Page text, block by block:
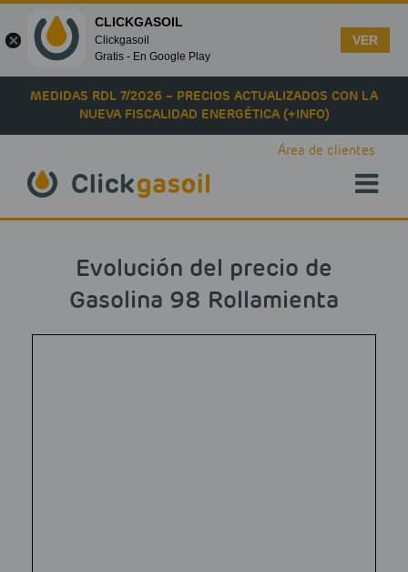
Skip to main content
MEDIDAS RDL 7/2026 – PRECIOS ACTUALIZADOS CON LA
NUEVA FISCALIDAD ENERGÉTICA (+INFO)
Área de clientes
Evolución del precio de
Gasolina 98 Rollamienta
CLICKGASOIL
Clickgasoil
Gratis - En Google Play
VER